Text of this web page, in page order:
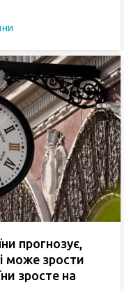
прогнозує,
може зрости
зросте на